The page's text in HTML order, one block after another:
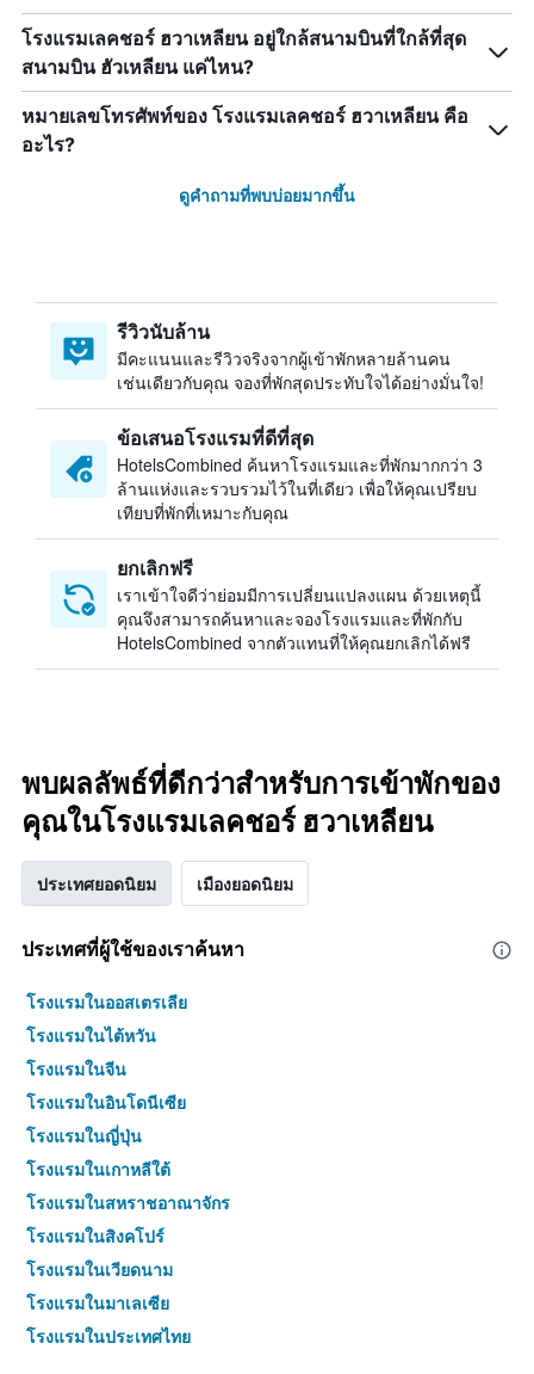
โรงแรมเลคชอร์ ฮวาเหลียน อยู่ใกล้สนามบินที่ใกล้ที่สุด
สนามบิน ฮัวเหลียน แค่ไหน?
หมายเลขโทรศัพท์ของ โรงแรมเลคชอร์ ฮวาเหลียน คือ
อะไร?
ดูคำถามที่พบบ่อยมากขึ้น
รีวิวนับล้าน
มีคะแนนและรีวิวจริงจากผู้เข้าพักหลายล้านคน
เช่นเดียวกับคุณ จองที่พักสุดประทับใจได้อย่างมั่นใจ!
ข้อเสนอโรงแรมที่ดีที่สุด
HotelsCombined ค้นหาโรงแรมและที่พักมากกว่า 3
ล้านแห่งและรวบรวมไว้ในที่เดียว เพื่อให้คุณเปรียบ
เทียบที่พักที่เหมาะกับคุณ
ยกเลิกฟรี
เราเข้าใจดีว่าย่อมมีการเปลี่ยนแปลงแผน ด้วยเหตุนี้
คุณจึงสามารถค้นหาและจองโรงแรมและที่พักกับ
HotelsCombined จากตัวแทนที่ให้คุณยกเลิกได้ฟรี
พบผลลัพธ์ที่ดีกว่าสำหรับการเข้าพักของ
คุณในโรงแรมเลคชอร์ ฮวาเหลียน
ประเทศยอดนิยม เมืองยอดนิยม
ประเทศที่ผู้ใช้ของเราค้นหา
โรงแรมในออสเตรเลีย
โรงแรมในไต้หวัน
โรงแรมในจีน
โรงแรมในอินโดนีเซีย
โรงแรมในญี่ปุ่น
โรงแรมในเกาหลีใต้
โรงแรมในสหราชอาณาจักร
โรงแรมในสิงคโปร์
โรงแรมในเวียดนาม
โรงแรมในมาเลเซีย
โรงแรมในประเทศไทย